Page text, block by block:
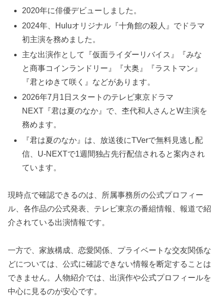
2020年に俳優デビューしました。
2024年、Huluオリジナル『十角館の殺人』でドラマ
初主演を務めました。
主な出演作として『仮面ライダーリバイス』『みな
と商事コインランドリー』『大奥』『ラストマン』
『君とゆきて咲く』などがあります。
2026年7月1日スタートのテレビ東京ドラマ
NEXT『君は夏のなか』で、杢代和人さんとW主演を
務めます。
『君は夏のなか』は、放送後にTVerで無料見逃し配
信、U-NEXTで1週間独占先行配信されると案内され
ています。
現時点で確認できるのは、所属事務所の公式プロフィー
ル、各作品の公式発表、テレビ東京の番組情報、報道で紹
介されている出演情報です。
一方で、家族構成、恋愛関係、プライベートな交友関係な
どについては、公式に確認できない情報を断定することは
できません。人物紹介では、出演作や公式プロフィールを
中心に見るのが安心です。